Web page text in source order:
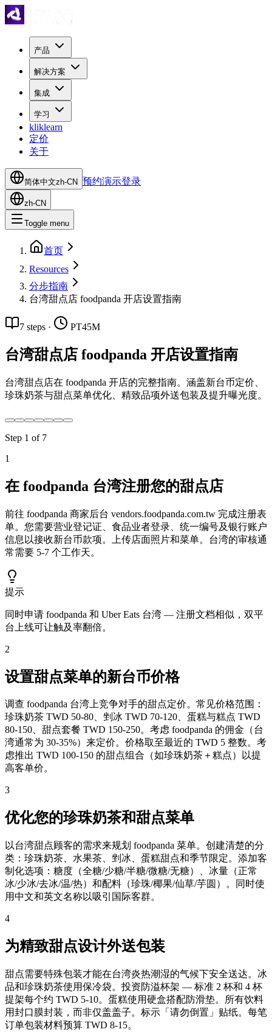
产品
解决方案
集成
学习
kliklearn
定价
关于
简体中文zh-CN 预约演示登录
zh-CN
Toggle menu
首页
Resources
分步指南
台湾甜点店 foodpanda 开店设置指南
7 steps · PT45M
台湾甜点店 foodpanda 开店设置指南
台湾甜点店在 foodpanda 开店的完整指南。涵盖新台币定价、
珍珠奶茶与甜点菜单优化、精致品项外送包装及提升曝光度。
Step 1 of 7
1
在 foodpanda 台湾注册您的甜点店
前往 foodpanda 商家后台 vendors.foodpanda.com.tw 完成注册表
单。您需要营业登记证、食品业者登录、统一编号及银行账户
信息以接收新台币款项。上传店面照片和菜单。台湾的审核通
常需要 5-7 个工作天。
提示
同时申请 foodpanda 和 Uber Eats 台湾 — 注册文档相似，双平
台上线可让触及率翻倍。
2
设置甜点菜单的新台币价格
调查 foodpanda 台湾上竞争对手的甜点定价。常见价格范围：
珍珠奶茶 TWD 50-80、剉冰 TWD 70-120、蛋糕与糕点 TWD
80-150、甜点套餐 TWD 150-250。考虑 foodpanda 的佣金（台
湾通常为 30-35%）来定价。价格取至最近的 TWD 5 整数。考
虑推出 TWD 100-150 的甜点组合（如珍珠奶茶＋糕点）以提
高客单价。
3
优化您的珍珠奶茶和甜点菜单
以台湾甜点顾客的需求来规划 foodpanda 菜单。创建清楚的分
类：珍珠奶茶、水果茶、剉冰、蛋糕甜点和季节限定。添加客
制化选项：糖度（全糖/少糖/半糖/微糖/无糖）、冰量（正常
冰/少冰/去冰/温/热）和配料（珍珠/椰果/仙草/芋圆）。同时使
用中文和英文名称以吸引国际客群。
4
为精致甜点设计外送包装
甜点需要特殊包装才能在台湾炎热潮湿的气候下安全送达。冰
品和珍珠奶茶使用保冷袋。投资防溢杯架 — 标准 2 杯和 4 杯
提架每个约 TWD 5-10。蛋糕使用硬盒搭配防滑垫。所有饮料
用封口膜封装，而非仅盖盖子。标示「请勿倒置」贴纸。每笔
订单包装材料预算 TWD 8-15。